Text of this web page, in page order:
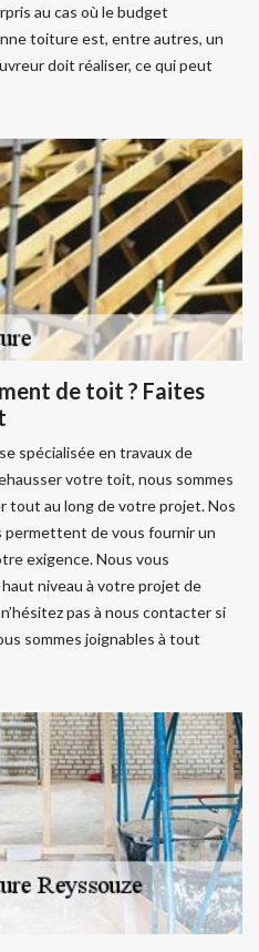
au cas où le budget
toiture est, entre autres, un
doit réaliser, ce qui peut
de toit ? Faites
spécialisée en travaux de
votre toit, nous sommes
tout au long de votre projet. Nos
permettent de vous fournir un
exigence. Nous vous
niveau à votre projet de
pas à nous contacter si
sommes joignables à tout